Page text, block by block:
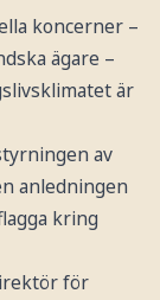
koncerner –
ägare –
är
av
anledningen
kring
för